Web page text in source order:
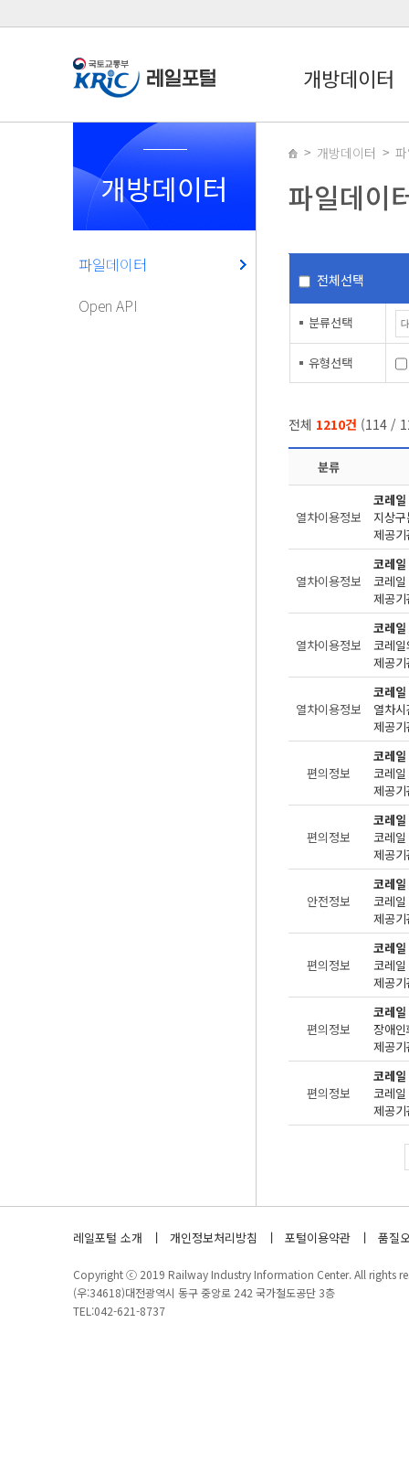
개방데이터
개방데이터
파일데이터
Open API
개방데이터
파일데이
전체선택
분류선택
유형선택
전체 1210건 (114 /
분류
열차이용정보
코레
지상
제공
열차이용정보
코레
제공
열차이용정보
코레
코레
제공
열차이용정보
코레
제공
편의정보
코레
제공
편의정보
코레
제공
안전정보
코레
제공
편의정보
코레
제공
편의정보
코레
장애
제공
편의정보
코레
제공
레일포털 소개 개인정보처리방침 포털이용약관 품질
Copyright ⓒ 2019 Railway Industry Information Center. All rights
(우:34618)대전광역시 동구 중앙로 242 국가철도공단 3층
TEL:042-621-8737